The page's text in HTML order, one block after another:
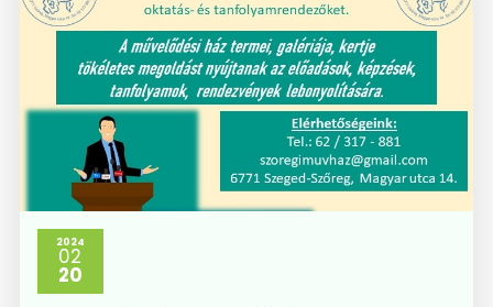
2024
02
20